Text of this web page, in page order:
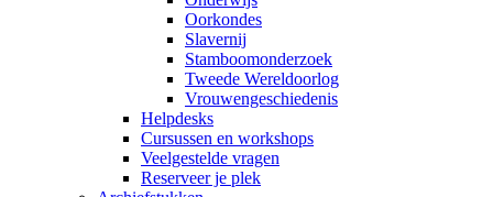
Oorkondes
Slavernij
Stamboomonderzoek
Tweede Wereldoorlog
Vrouwengeschiedenis
Helpdesks
Cursussen en workshops
Veelgestelde vragen
Reserveer je plek